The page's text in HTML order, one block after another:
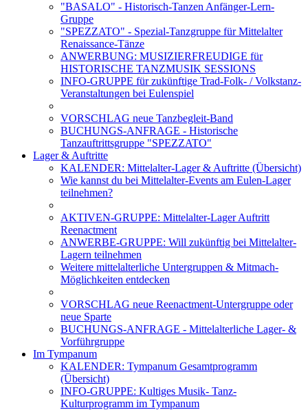
"BASALO" - Historisch-Tanzen Anfänger-Lern-
Gruppe
"SPEZZATO" - Spezial-Tanzgruppe für Mittelalter
Renaissance-Tänze
ANWERBUNG: MUSIZIERFREUDIGE für
HISTORISCHE TANZMUSIK SESSIONS
INFO-GRUPPE für zukünftige Trad-Folk- / Volkstanz-
Veranstaltungen bei Eulenspiel
VORSCHLAG neue Tanzbegleit-Band
BUCHUNGS-ANFRAGE - Historische
Tanzauftrittsgruppe "SPEZZATO"
Lager & Auftritte
KALENDER: Mittelalter-Lager & Auftritte (Übersicht)
Wie kannst du bei Mittelalter-Events am Eulen-Lager
teilnehmen?
AKTIVEN-GRUPPE: Mittelalter-Lager Auftritt
Reenactment
ANWERBE-GRUPPE: Will zukünftig bei Mittelalter-
Lagern teilnehmen
Weitere mittelalterliche Untergruppen & Mitmach-
Möglichkeiten entdecken
VORSCHLAG neue Reenactment-Untergruppe oder
neue Sparte
BUCHUNGS-ANFRAGE - Mittelalterliche Lager- &
Vorführgruppe
Im Tympanum
KALENDER: Tympanum Gesamtprogramm
(Übersicht)
INFO-GRUPPE: Kultiges Musik- Tanz-
Kulturprogramm im Tympanum